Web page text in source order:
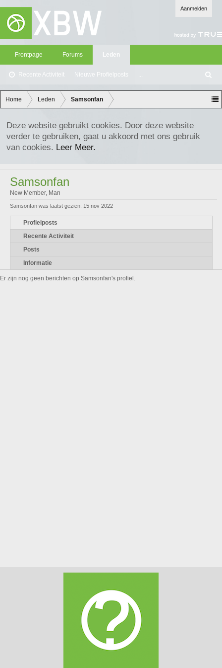
Aanmelden
Frontpage Forums Leden
Recente Activiteit Nieuwe Profielposts ...
oe
ke
n
Home Leden Samsonfan
Deze website gebruikt cookies. Door deze website
verder te gebruiken, gaat u akkoord met ons gebruik
van cookies. Leer Meer.
Samsonfan
New Member, Man
Samsonfan was laatst gezien: 15 nov 2022
Profielposts
Recente Activiteit
Posts
Informatie
Er zijn nog geen berichten op Samsonfan's profiel.